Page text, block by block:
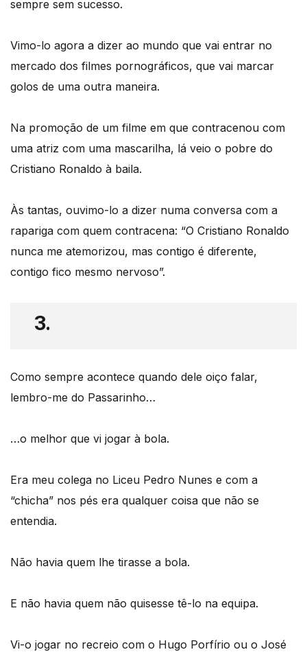
sempre sem sucesso.
Vimo-lo agora a dizer ao mundo que vai entrar no
mercado dos filmes pornográficos, que vai marcar
golos de uma outra maneira.
Na promoção de um filme em que contracenou com
uma atriz com uma mascarilha, lá veio o pobre do
Cristiano Ronaldo à baila.
Às tantas, ouvimo-lo a dizer numa conversa com a
rapariga com quem contracena: “O Cristiano Ronaldo
nunca me atemorizou, mas contigo é diferente,
contigo fico mesmo nervoso”.
3.
Como sempre acontece quando dele oiço falar,
lembro-me do Passarinho…
…o melhor que vi jogar à bola.
Era meu colega no Liceu Pedro Nunes e com a
“chicha” nos pés era qualquer coisa que não se
entendia.
Não havia quem lhe tirasse a bola.
E não havia quem não quisesse tê-lo na equipa.
Vi-o jogar no recreio com o Hugo Porfírio ou o José